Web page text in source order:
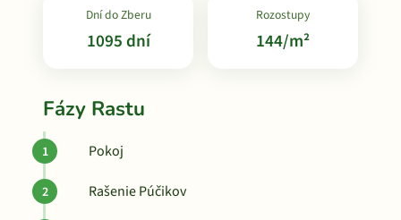
Dní do Zberu
1095 dní
Rozostupy
144/m²
Fázy Rastu
Pokoj
Rašenie Púčikov